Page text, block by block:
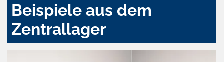
Beispiele aus dem
Zentrallager